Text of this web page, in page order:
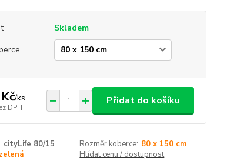
Skladem
/ks
DPH
Přidat do košíku
cityLife 80/15 Rozměr koberce: 80 x 150 cm
Hlídat cenu / dostupnost